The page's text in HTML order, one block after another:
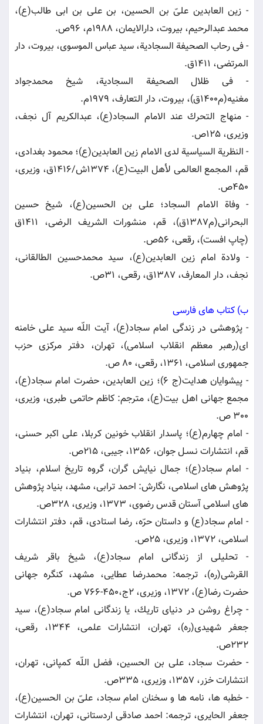
- زین العابدین علىّ بن الحسین، بن على بن ابى طالب(ع)،
محمد عبدالرحیم، بیروت، دارالایمان، 1988م، 96ص.
- فى رحاب الصحیفة السجادیة، سید عباس الموسوى، بیروت، دار
المرتضى، 1411ق.
- فى ظلال الصحیفة السجادیة، شیخ محمدجواد
مغنیه(م1400ق)، بیروت، دار التعارف، 1979م.
- منهاج التحرك عند الامام السجاد(ع)، عبدالكریم آل نجف،
وزیرى، 125ص.
- النظریة السیاسیة لدى الامام زین العابدین(ع)؛ محمود بغدادى،
قم، المجمع العالمی لأهل البیت(ع)، 1374ش/1416ق، وزیرى،
450ص.
- وفاة الامام السجاد؛ على بن الحسین(ع)، شیخ حسین
البحرانى(م1387ق)، قم، منشورات الشریف الرضى، 1411ق
(چاپ افست)، رقعى، 56ص.
- ولادة امام زین العابدین(ع)، سید محمدحسین الطالقانى،
نجف، دار المعارف، 1387ق، رقعى، 31ص.
ب) كتاب هاى فارسى
- پژوهشى در زندگى امام سجاد(ع)، آیت اللّه سید علی خامنه
اى(رهبر معظم انقلاب اسلامى)، تهران، دفتر مركزى حزب
جمهورى اسلامى، 1361، رقعى، 80 ص.
- پیشوایان هدایت(ج 6)؛ زین العابدین، حضرت امام سجاد(ع)،
مجمع جهانی اهل بیت(ع)، مترجم: کاظم حاتمی طبری، وزیری،
300 ص.
- امام چهارم(ع)؛ پاسدار انقلاب خونین كربلا، على اكبر حسنى،
قم، انتشارات نـسـل جوان، 1356، جیبى، 215ص.
- امام سجاد(ع)؛ جمال نیایش گران، گروه تاریخ اسلام، بنیاد
پژوهش هاى اسلامى، نگارش: احمد ترابى، مشهد، بنیاد پژوهش
هاى اسلامى آستان قدس رضوى، 1373، وزیرى، 328ص.
- امام سجاد(ع) و داستان حرّه، رضا استادى، قم، دفتر انتشارات
اسلامى، 1372، وزیرى، 25ص.
- تحلیلى از زندگانى امام سجاد(ع)، شیخ باقر شریف
القرشى(ره)، ترجمه: محمدرضا عطایى، مشهد، كنگره جهانى
حضرت رضا(ع)، 1372، وزیرى، 2ج،450-766 ص.
- چراغ روشن در دنیاى تاریك، یا زندگانى امام سجاد(ع)، سید
جعفر شهیدى(ره)، تهران، انتشارات علمى، 1344، رقعى،
232ص.
- حضرت سجاد، على بن الحسین، فضل اللّه كمپانى، تهران،
انتشارات خزر، 1357، وزیرى، 335ص.
- خطبه ها، نامه ها و سخنان امام سجاد، علىّ بن الحسین(ع)،
جعفر الحایرى، ترجمه: احمد صادقى اردستانى، تهران، انتشارات